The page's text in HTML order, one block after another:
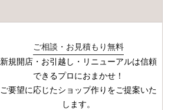
ご相談・お見積もり無料
新規開店・お引越し・リニューアルは信頼
できるプロにおまかせ！
ご要望に応じたショップ作りをご提案いた
します。